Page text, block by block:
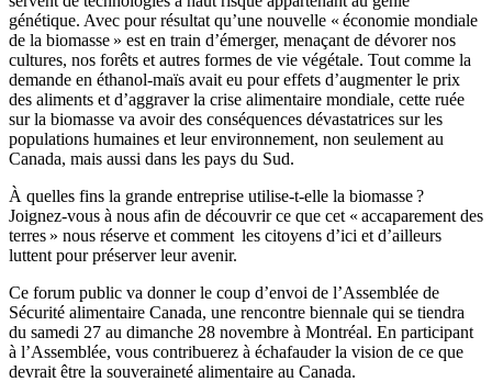
génétique. Avec pour résultat qu’une nouvelle « économie mondiale
de la biomasse » est en train d’émerger, menaçant de dévorer nos
cultures, nos forêts et autres formes de vie végétale. Tout comme la
demande en éthanol-maïs avait eu pour effets d’augmenter le prix
des aliments et d’aggraver la crise alimentaire mondiale, cette ruée
sur la biomasse va avoir des conséquences dévastatrices sur les
populations humaines et leur environnement, non seulement au
Canada, mais aussi dans les pays du Sud.
À quelles fins la grande entreprise utilise-t-elle la biomasse ?
Joignez-vous à nous afin de découvrir ce que cet « accaparement des
terres » nous réserve et comment les citoyens d’ici et d’ailleurs
luttent pour préserver leur avenir.
Ce forum public va donner le coup d’envoi de l’Assemblée de
Sécurité alimentaire Canada, une rencontre biennale qui se tiendra
du samedi 27 au dimanche 28 novembre à Montréal. En participant
à l’Assemblée, vous contribuerez à échafauder la vision de ce que
devrait être la souveraineté alimentaire au Canada.